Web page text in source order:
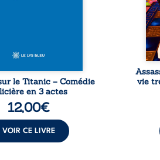
le Titanic – Comédie
en 3 actes
12,00€
VOIR CE LIVRE
vie